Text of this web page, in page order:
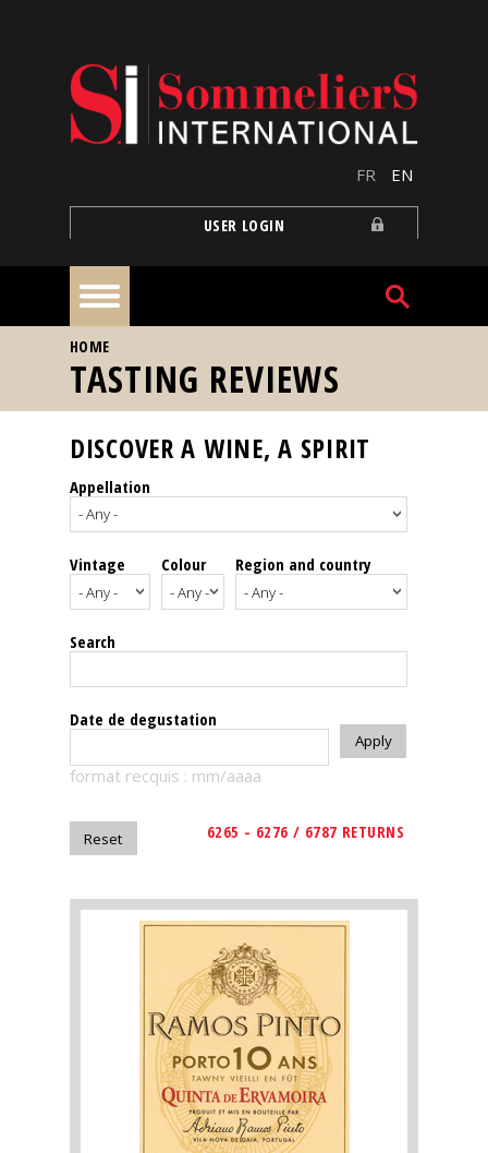
FR EN
USER LOGIN
Home
Our
events
Spirits
Tasting
reviews
The
magazine
Magazine
YOU ARE HERE
HOME
TASTING REVIEWS
DISCOVER A WINE, A SPIRIT
Appellation
Vintage Colour Region and country
Search
Date de degustation
format recquis : mm/aaaa
6265 - 6276 / 6787 RETURNS